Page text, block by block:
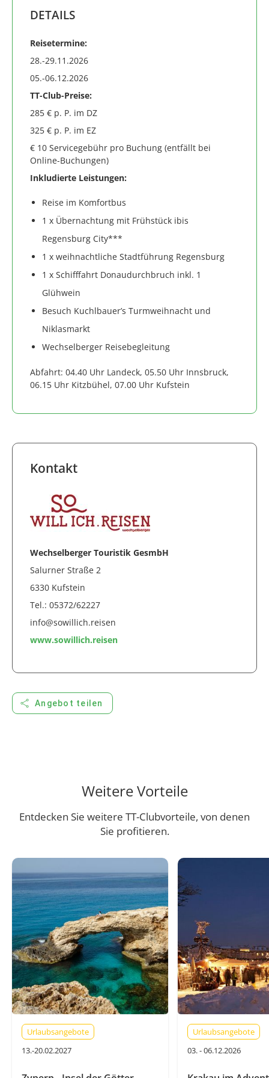
DETAILS
Reisetermine:
28.-29.11.2026
05.-06.12.2026
TT-Club-Preise:
285 € p. P. im DZ
325 € p. P. im EZ
€ 10 Servicegebühr pro Buchung (entfällt bei
Online-Buchungen)
Inkludierte Leistungen:
Reise im Komfortbus
1 x Übernachtung mit Frühstück ibis
Regensburg City***
1 x weihnachtliche Stadtführung Regensburg
1 x Schifffahrt Donaudurchbruch inkl. 1
Glühwein
Besuch Kuchlbauer’s Turmweihnacht und
Niklasmarkt
Wechselberger Reisebegleitung
Abfahrt: 04.40 Uhr Landeck, 05.50 Uhr Innsbruck,
06.15 Uhr Kitzbühel, 07.00 Uhr Kufstein
Kontakt
Wechselberger Touristik GesmbH
Salurner Straße 2
6330 Kufstein
Tel.: 05372/62227
info@sowillich.reisen
www.sowillich.reisen
share Angebot teilen
Weitere Vorteile
Entdecken Sie weitere TT-Clubvorteile, von denen
Sie profitieren.
Urlaubsangebote
13.-20.02.2027
Urlaubsangebote
03. - 06.12.2026